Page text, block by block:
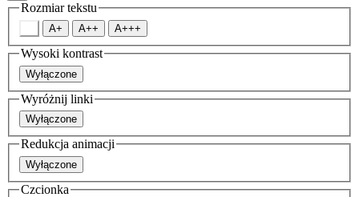
Rozmiar tekstu
A+ A++ A+++
Wysoki kontrast
Wyłączone
Wyróżnij linki
Wyłączone
Redukcja animacji
Wyłączone
Czcionka